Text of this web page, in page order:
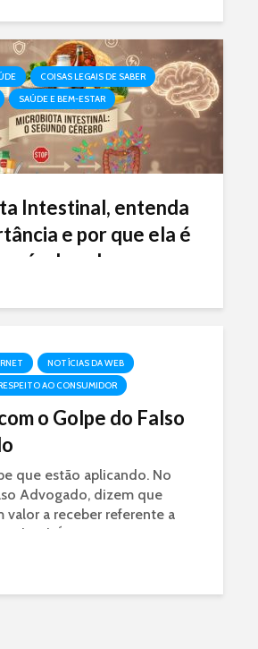
COISAS LEGAIS DE SABER
SAÚDE E BEM-ESTAR
Intestinal, entenda
e por que ela é
cérebro do seu
NOTÍCIAS DA WEB
AO CONSUMIDOR
o Golpe do Falso
que estão aplicando. No
Advogado, dizem que
valor a receber referente a
É GOLPE.